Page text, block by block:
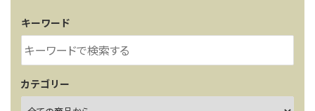
店舗情報
POLICY
INFORMATION
キーワード
カテゴリー